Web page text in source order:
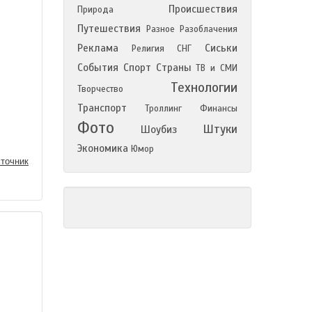
Природа
Происшествия
Путешествия
Разное Разоблачения
Реклама Религия СНГ
Сиськи
События Спорт Страны ТВ и СМИ
Творчество
Технологии
Транспорт Троллинг Финансы
Фото Шоубиз Штуки
Экономика Юмор